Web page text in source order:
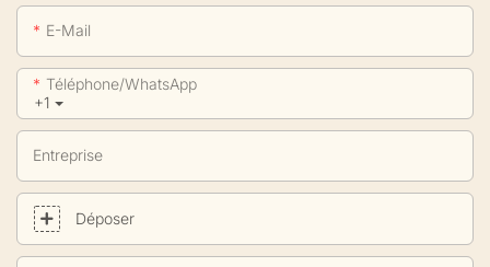
E-Mail
+1
Téléphone/WhatsApp
Entreprise
Déposer